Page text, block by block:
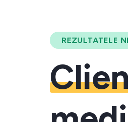
REZULTATELE